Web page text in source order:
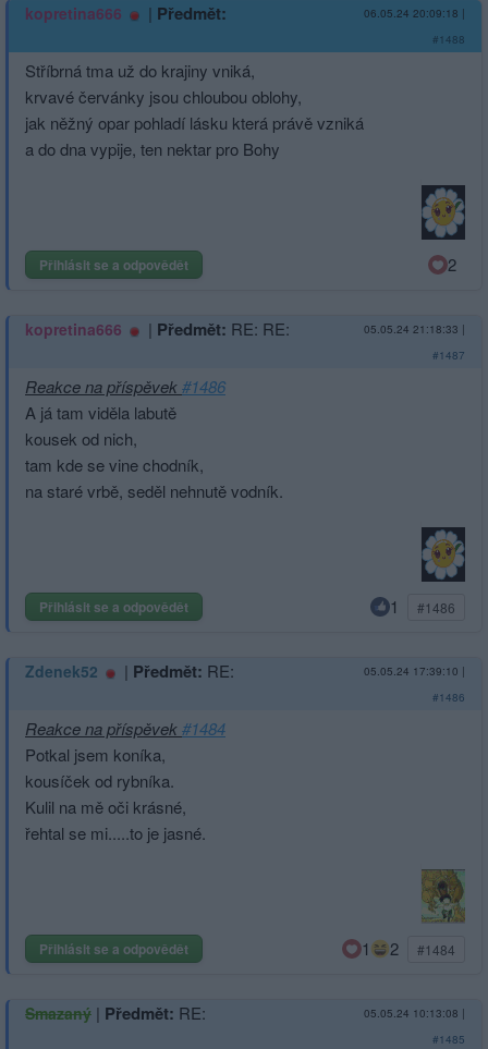
kopretina666 | Předmět: 06.05.24 20:09:18 |
#1488
Stříbrná tma už do krajiny vniká,
krvavé červánky jsou chloubou oblohy,
jak něžný opar pohladí lásku která právě vzniká
a do dna vypije, ten nektar pro Bohy
Přihlásit se a odpovědět 2
kopretina666 | Předmět: RE: RE: 05.05.24 21:18:33 |
#1487
Reakce na příspěvek#1486
A já tam viděla labutě
kousek od nich,
tam kde se vine chodník,
na staré vrbě, seděl nehnutě vodník.
Přihlásit se a odpovědět 1 #1486
Zdenek52 | Předmět: RE: 05.05.24 17:39:10 |
#1486
Reakce na příspěvek#1484
Potkal jsem koníka,
kousíček od rybníka.
Kulil na mě oči krásné,
řehtal se mi.....to je jasné.
Přihlásit se a odpovědět 1 2 #1484
Smazaný | Předmět: RE: 05.05.24 10:13:08 |
#1485